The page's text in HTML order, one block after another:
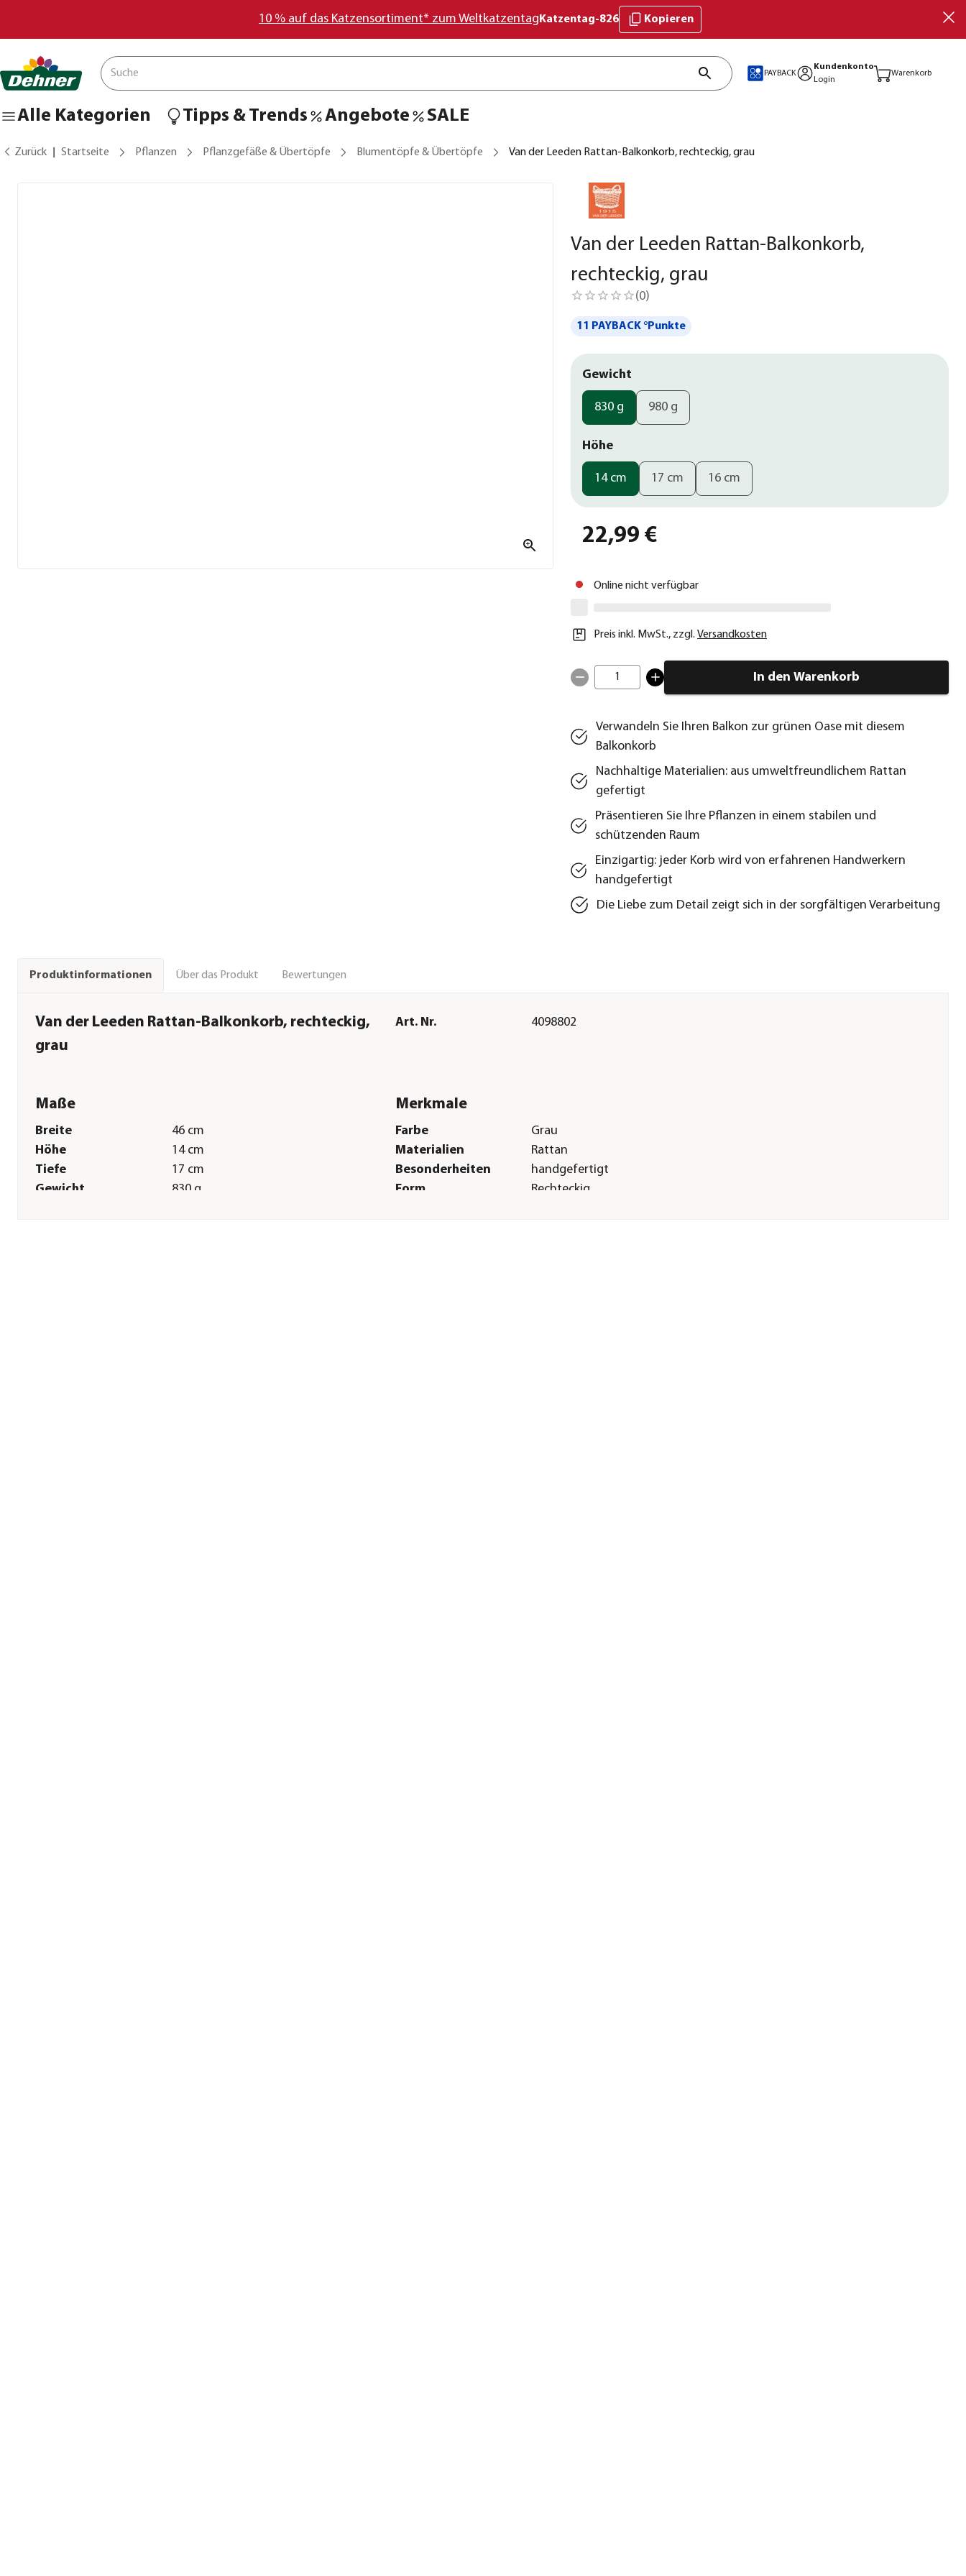
10 % auf das Katzensortiment* zum Weltkatzentag Katzentag-826 Kopieren
PAYBACK
Kundenkonto
Login
Warenkorb
Alle Kategorien Tipps & Trends Angebote SALE
Zurück Startseite Pflanzen Pflanzgefäße & Übertöpfe Blumentöpfe & Übertöpfe Van der Leeden Rattan-Balkonkorb, rechteckig, grau
Van der Leeden Rattan-Balkonkorb,
rechteckig, grau
(0)
11 PAYBACK °Punkte
Gewicht
830 g 980 g
Höhe
14 cm 17 cm 16 cm
22,99 €
Online nicht verfügbar
Preis inkl. MwSt., zzgl. Versandkosten
1 In den Warenkorb
Verwandeln Sie Ihren Balkon zur grünen Oase mit diesem
Balkonkorb
Nachhaltige Materialien: aus umweltfreundlichem Rattan
gefertigt
Präsentieren Sie Ihre Pflanzen in einem stabilen und
schützenden Raum
Einzigartig: jeder Korb wird von erfahrenen Handwerkern
handgefertigt
Die Liebe zum Detail zeigt sich in der sorgfältigen Verarbeitung
Produktinformationen Über das Produkt Bewertungen
Van der Leeden Rattan-Balkonkorb, rechteckig,
grau
Art. Nr. 4098802
Maße
Breite
46 cm
Höhe
14 cm
Tiefe
17 cm
Gewicht
830 g
Merkmale
Farbe
Grau
Materialien
Rattan
Besonderheiten
handgefertigt
Form
Rechteckig